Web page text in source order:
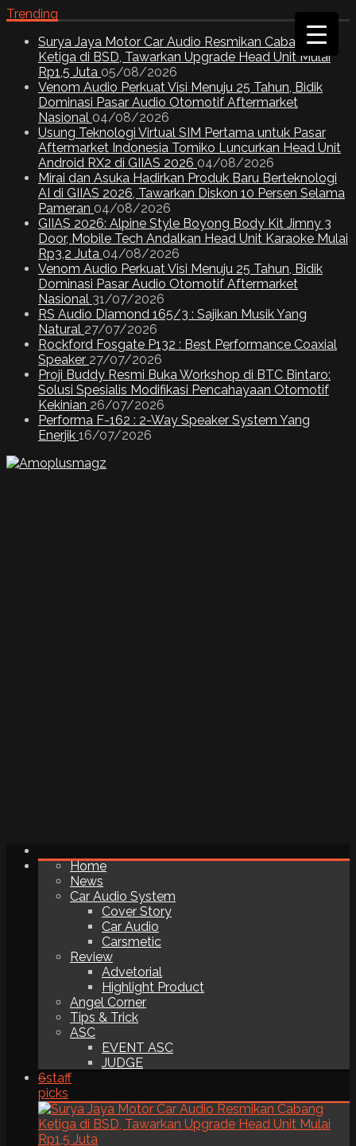
Trending
Surya Jaya Motor Car Audio Resmikan Cabang
Ketiga di BSD, Tawarkan Upgrade Head Unit Mulai
Rp1,5 Juta 05/08/2026
Venom Audio Perkuat Visi Menuju 25 Tahun, Bidik
Dominasi Pasar Audio Otomotif Aftermarket
Nasional 04/08/2026
Usung Teknologi Virtual SIM Pertama untuk Pasar
Aftermarket Indonesia Tomiko Luncurkan Head Unit
Android RX2 di GIIAS 2026 04/08/2026
Mirai dan Asuka Hadirkan Produk Baru Berteknologi
AI di GIIAS 2026, Tawarkan Diskon 10 Persen Selama
Pameran 04/08/2026
GIIAS 2026: Alpine Style Boyong Body Kit Jimny 3
Door, Mobile Tech Andalkan Head Unit Karaoke Mulai
Rp3,2 Juta 04/08/2026
Venom Audio Perkuat Visi Menuju 25 Tahun, Bidik
Dominasi Pasar Audio Otomotif Aftermarket
Nasional 31/07/2026
RS Audio Diamond 165/3 : Sajikan Musik Yang
Natural 27/07/2026
Rockford Fosgate P132 : Best Performance Coaxial
Speaker 27/07/2026
Proji Buddy Resmi Buka Workshop di BTC Bintaro:
Solusi Spesialis Modifikasi Pencahayaan Otomotif
Kekinian 26/07/2026
Performa F-162 : 2-Way Speaker System Yang
Enerjik 16/07/2026
Home
News
Car Audio System
Cover Story
Car Audio
Carsmetic
Review
Advetorial
Highlight Product
Angel Corner
Tips & Trick
ASC
EVENT ASC
JUDGE
6staff
picks